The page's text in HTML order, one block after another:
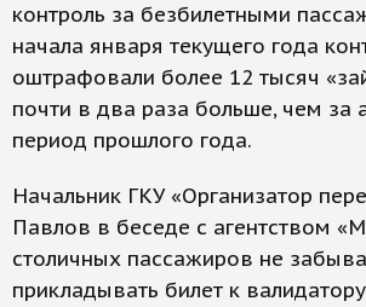
контроль за безбилетными
начала января текущего года
оштрафовали более 12 тысяч
почти в два раза больше, чем за
период прошлого года.
Начальник ГКУ «Организатор
Павлов в беседе с агентством
столичных пассажиров не
прикладывать билет к